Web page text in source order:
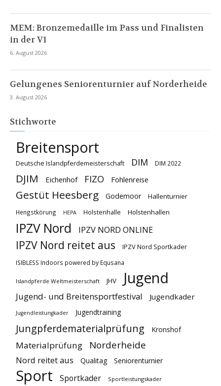
MEM: Bronzemedaille im Pass und Finalisten
in der V1
6. August 2026
Gelungenes Seniorenturnier auf Norderheide
3. August 2026
Stichworte
Breitensport
Deutsche Islandpferdemeisterschaft DIM DIM 2022
DJIM Eichenhof FIZO Fohlenreise
Gestüt Heesberg Godemoor Hallenturnier
Hengstkörung HEPA Holstenhalle Holstenhallen
IPZV Nord IPZV NORD ONLINE
IPZV Nord reitet aus IPZV Nord Sportkader
ISIBLESS Indoors powered by Equsana
Islandpferde Weltmeisterschaft JHV Jugend
Jugend- und Breitensportfestival Jugendkader
Jugendleistungkader Jugendtraining
Jungpferdematerialprüfung Kronshof
Materialprüfung Norderheide
Nord reitet aus Qualitag Seniorenturnier
Sport Sportkader Sportleistungskader